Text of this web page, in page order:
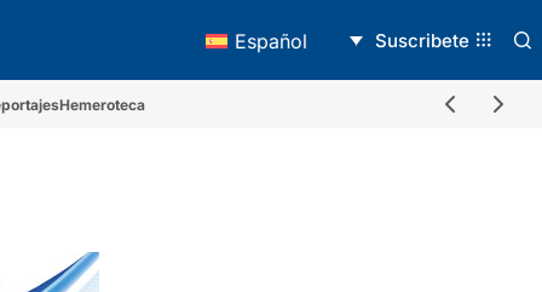
Español Suscribete
Hemeroteca